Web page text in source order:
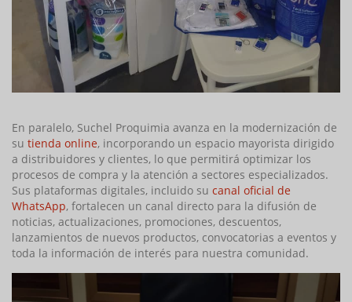
En paralelo, Suchel Proquimia avanza en la modernización de
su tienda online, incorporando un espacio mayorista dirigido
a distribuidores y clientes, lo que permitirá optimizar los
procesos de compra y la atención a sectores especializados.
Sus plataformas digitales, incluido su canal oficial de
WhatsApp, fortalecen un canal directo para la difusión de
noticias, actualizaciones, promociones, descuentos,
lanzamientos de nuevos productos, convocatorias a eventos y
toda la información de interés para nuestra comunidad.